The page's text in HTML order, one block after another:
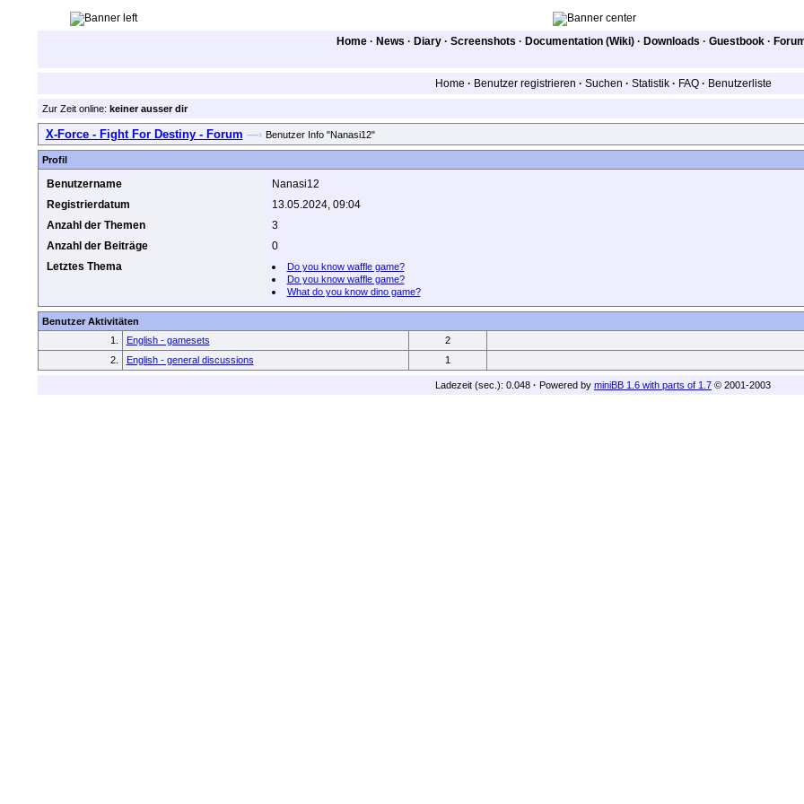
Home · News · Diary · Screenshots · Documentation (Wiki) · Downloads · Guestbook ·
Home · Benutzer registrieren · Suchen · Statistik · FAQ · Benutzerliste
Zur Zeit online: keiner ausser dir
X-Force - Fight For Destiny - Forum —› Benutzer Info "Nanasi12"
Profil
Benutzername
Nanasi12
Registrierdatum
13.05.2024, 09:04
Anzahl der Themen
3
Anzahl der Beiträge
0
Letztes Thema
Do you know waffle game?
Do you know waffle game?
What do you know dino game?
Benutzer Aktivitäten
1.
English - gamesets
2
2.
English - general discussions 1
Ladezeit (sec.): 0.048 · Powered by miniBB 1.6 with parts of 1.7 © 2001-2003